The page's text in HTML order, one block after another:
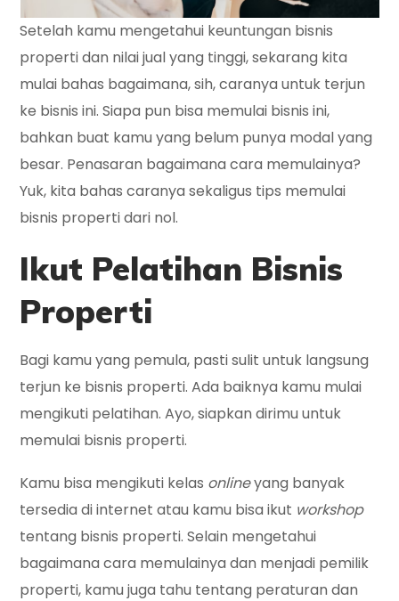
Setelah kamu mengetahui keuntungan bisnis
properti dan nilai jual yang tinggi, sekarang kita
mulai bahas bagaimana, sih, caranya untuk terjun
ke bisnis ini. Siapa pun bisa memulai bisnis ini,
bahkan buat kamu yang belum punya modal yang
besar. Penasaran bagaimana cara memulainya?
Yuk, kita bahas caranya sekaligus tips memulai
bisnis properti dari nol.
Ikut Pelatihan Bisnis
Properti
Bagi kamu yang pemula, pasti sulit untuk langsung
terjun ke bisnis properti. Ada baiknya kamu mulai
mengikuti pelatihan. Ayo, siapkan dirimu untuk
memulai bisnis properti.
Kamu bisa mengikuti kelas onlineyang banyak
tersedia di internet atau kamu bisa ikut workshop
tentang bisnis properti. Selain mengetahui
bagaimana cara memulainya dan menjadi pemilik
properti, kamu juga tahu tentang peraturan dan